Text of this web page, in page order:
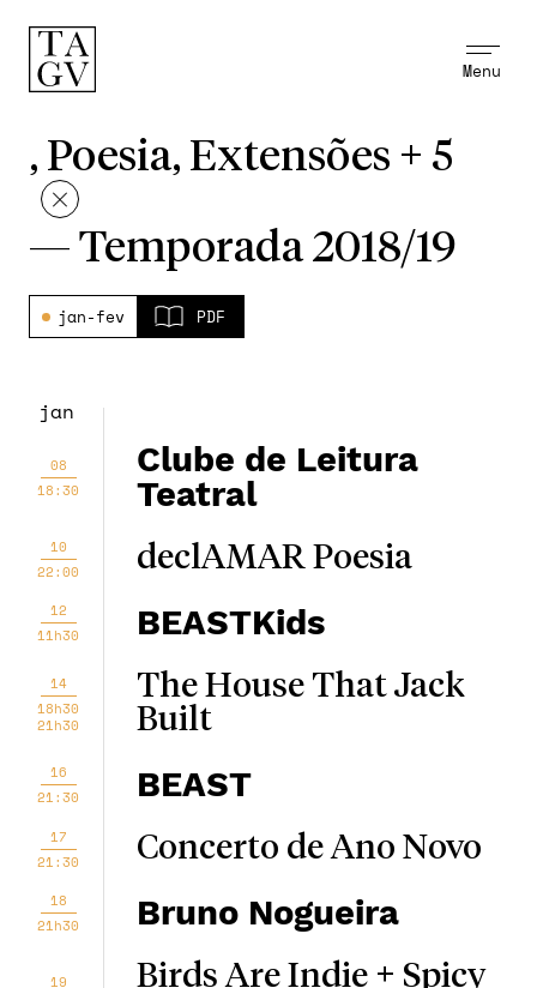
Menu
, Poesia, Extensões + 5
— Temporada 2018/19
jan-fev PDF
jan
08
18:30
Clube de Leitura
Teatral
10
22:00
declAMAR Poesia
12
11h30
BEASTKids
14
18h30
21h30
The House That Jack
Built
16
21:30
BEAST
17
21:30
Concerto de Ano Novo
18
21h30
Bruno Nogueira
19
Birds Are Indie + Spicy